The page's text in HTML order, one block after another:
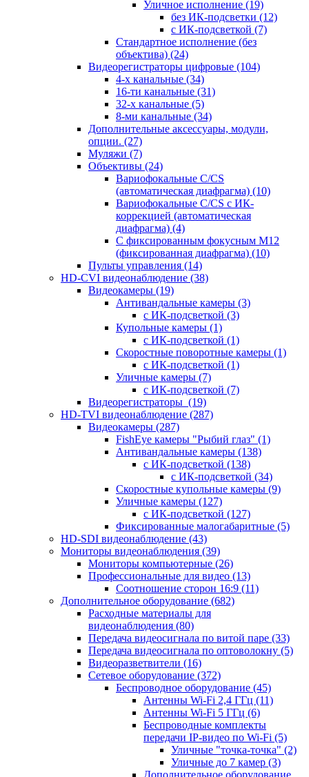
Уличное исполнение (19)
без ИК-подсветки (12)
с ИК-подсветкой (7)
Стандартное исполнение (без
объектива) (24)
Видеорегистраторы цифровые (104)
4-х канальные (34)
16-ти канальные (31)
32-х канальные (5)
8-ми канальные (34)
Дополнительные аксессуары, модули,
опции. (27)
Муляжи (7)
Объективы (24)
Вариофокальные C/CS
(автоматическая диафрагма) (10)
Вариофокальные C/CS с ИК-
коррекцией (автоматическая
диафрагма) (4)
С фиксированным фокусным М12
(фиксированная диафрагма) (10)
Пульты управления (14)
HD-CVI видеонаблюдение (38)
Видеокамеры (19)
Антивандальные камеры (3)
с ИК-подсветкой (3)
Купольные камеры (1)
с ИК-подсветкой (1)
Скоростные поворотные камеры (1)
с ИК-подсветкой (1)
Уличные камеры (7)
с ИК-подсветкой (7)
Видеорегистраторы (19)
HD-TVI видеонаблюдение (287)
Видеокамеры (287)
FishEye камеры "Рыбий глаз" (1)
Антивандальные камеры (138)
с ИК-подсветкой (138)
с ИК-подсветкой (34)
Скоростные купольные камеры (9)
Уличные камеры (127)
с ИК-подсветкой (127)
Фиксированные малогабаритные (5)
HD-SDI видеонаблюдение (43)
Мониторы видеонаблюдения (39)
Мониторы компьютерные (26)
Профессиональные для видео (13)
Соотношение сторон 16:9 (11)
Дополнительное оборудование (682)
Расходные материалы для
видеонаблюдения (80)
Передача видеосигнала по витой паре (33)
Передача видеосигнала по оптоволокну (5)
Видеоразветвители (16)
Сетевое оборудование (372)
Беспроводное оборудование (45)
Антенны Wi-Fi 2,4 ГГц (11)
Антенны Wi-Fi 5 ГГц (6)
Беспроводные комплекты
передачи IP-видео по Wi-Fi (5)
Уличные "точка-точка" (2)
Уличные до 7 камер (3)
Дополнительное оборудование